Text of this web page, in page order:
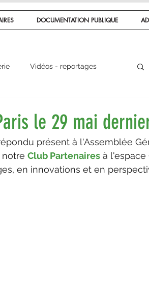
DOCUMENTATION PUBLIQUE
Vidéos - reportages
le 29 mai
présent à l'Assemblée
Club Partenaires à
en innovations et en